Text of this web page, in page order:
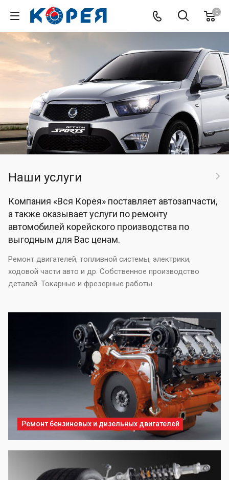
0
Наши услуги
Компания «Вся Корея» поставляет автозапчасти,
а также оказывает услуги по ремонту
автомобилей корейского производства по
выгодным для Вас ценам.
Ремонт двигателей, топливной системы, электрики,
ходовой части авто и др. Собственное производство
деталей. Токарные и фрезерные работы.
Ремонт бензиновых и дизельных двигателей